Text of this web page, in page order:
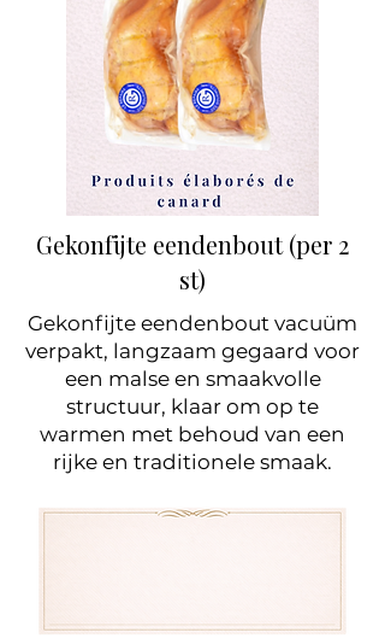
Gekonfijte eendenbout (per 2
st)
Gekonfijte eendenbout vacuüm
verpakt, langzaam gegaard voor
een malse en smaakvolle
structuur, klaar om op te
warmen met behoud van een
rijke en traditionele smaak.